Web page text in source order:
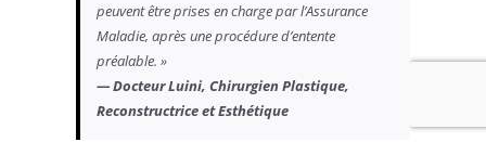
peuvent être prises en charge par l’Assurance
Maladie, après une procédure d’entente
préalable. »
— Docteur Luini, Chirurgien Plastique,
Reconstructrice et Esthétique